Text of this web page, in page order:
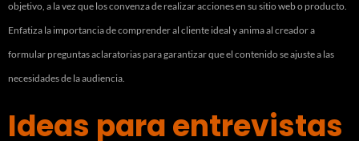
objetivo, a la vez que los convenza de realizar acciones en su sitio web o producto.
Enfatiza la importancia de comprender al cliente ideal y anima al creador a
formular preguntas aclaratorias para garantizar que el contenido se ajuste a las
necesidades de la audiencia.
Ideas para entrevistas